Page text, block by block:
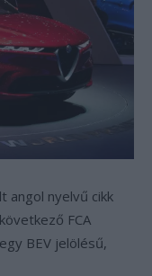
angol nyelvű cikk
FCA
BEV jelölésű,